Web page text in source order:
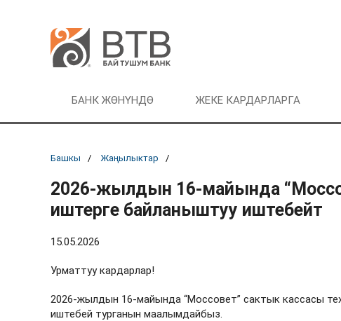
БАНК ЖӨНҮНДӨ ЖЕКЕ КАРДАРЛАРГА
Башкы Жаңылыктар
2026-жылдын 16-майында
иштерге байланыштуу иштебейт
15.05.2026
Урматтуу кардарлар!
2026-жылдын 16-майында “Моссовет” сактык кассасы
иштебей турганын маалымдайбыз.